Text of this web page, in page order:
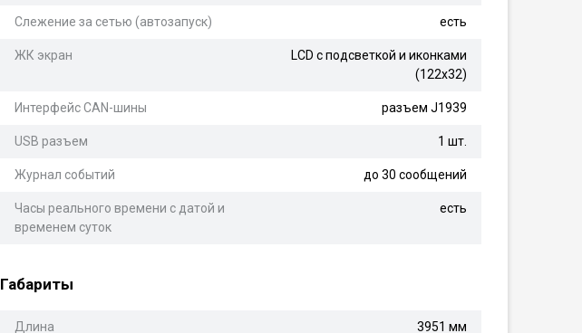
Слежение за сетью (автозапуск) есть
ЖК экран
LCD с подсветкой и иконками
(122x32)
Интерфейс CAN-шины разъем J1939
USB разъем 1 шт.
Журнал событий до 30 сообщений
Часы реального времени с датой и
временем суток
есть
Габариты
Длина 3951 мм